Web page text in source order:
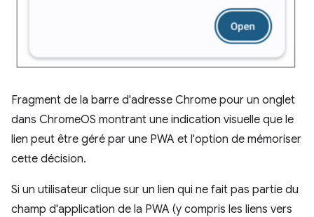
Fragment de la barre d'adresse Chrome pour un onglet
dans ChromeOS montrant une indication visuelle que le
lien peut être géré par une PWA et l'option de mémoriser
cette décision.
Si un utilisateur clique sur un lien qui ne fait pas partie du
champ d'application de la PWA (y compris les liens vers